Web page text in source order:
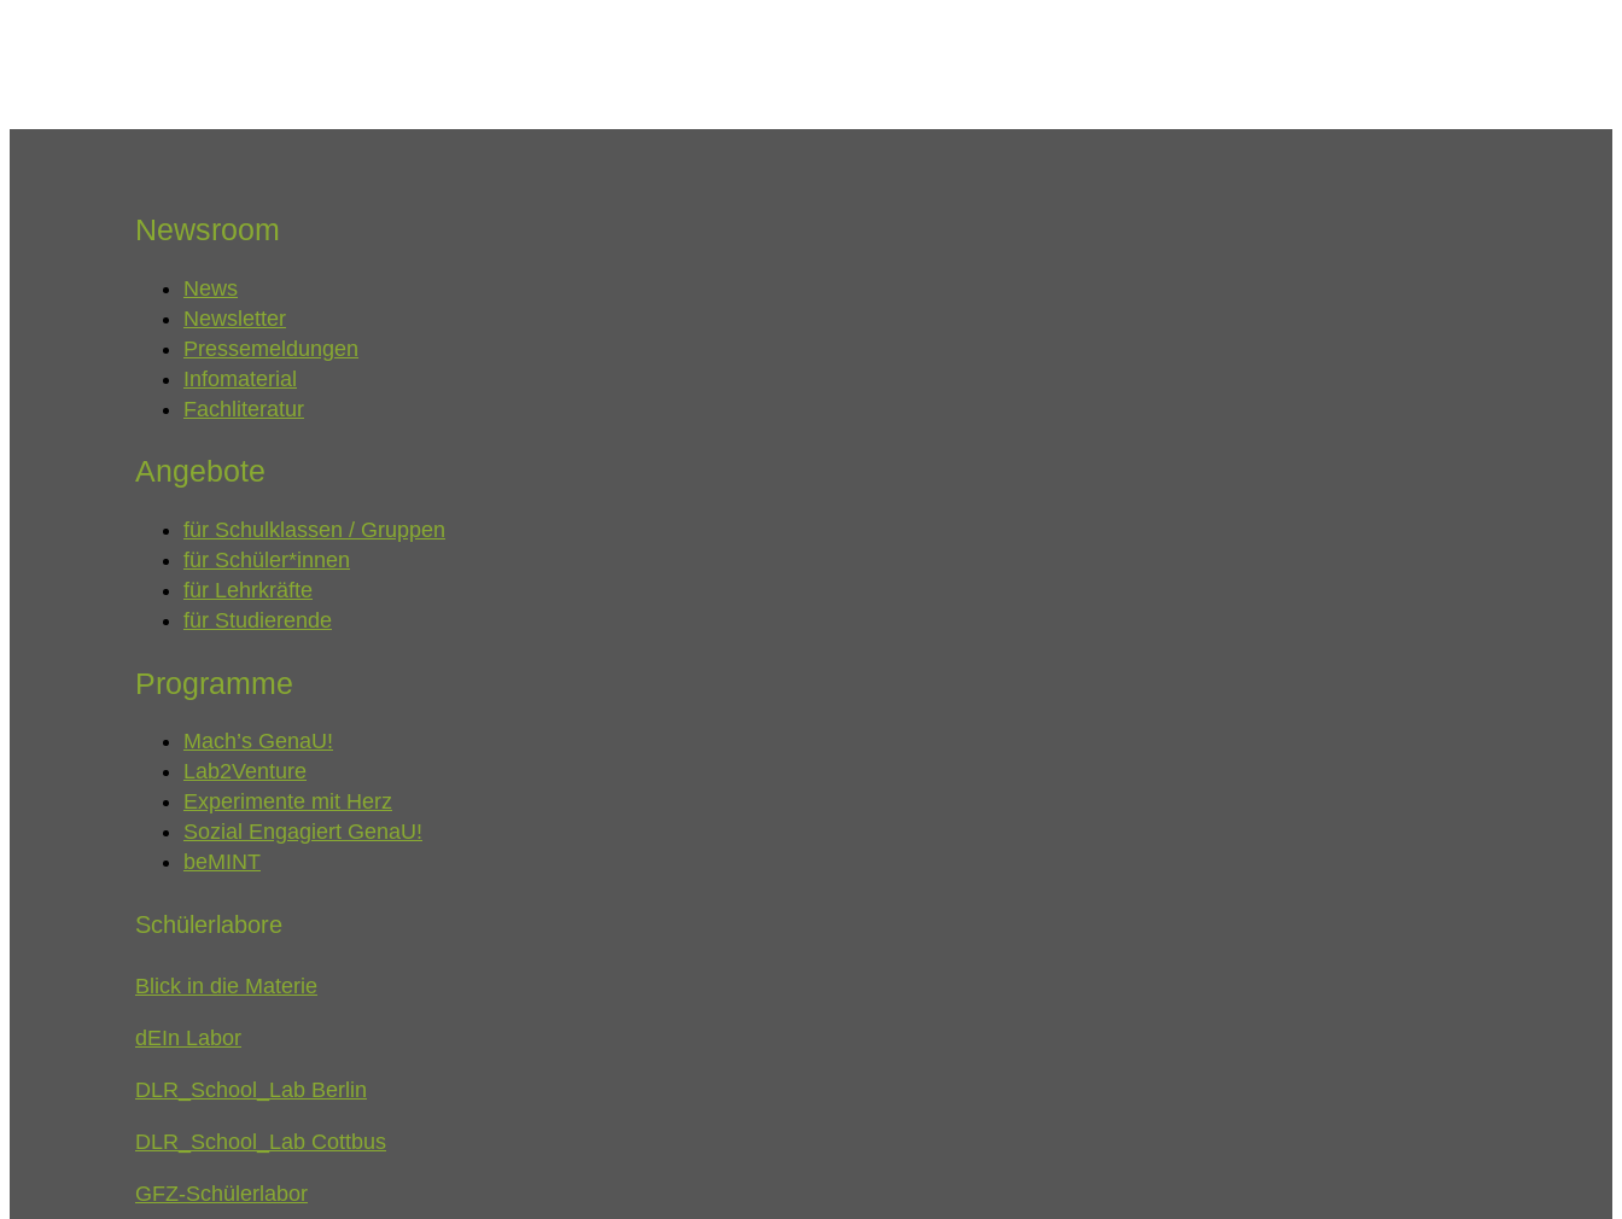
Newsroom
News
Newsletter
Pressemeldungen
Infomaterial
Fachliteratur
Angebote
für Schulklassen / Gruppen
für Schüler*innen
für Lehrkräfte
für Studierende
Programme
Mach’s GenaU!
Lab2Venture
Experimente mit Herz
Sozial Engagiert GenaU!
beMINT
Schülerlabore
Blick in die Materie
dEIn Labor
DLR_School_Lab Berlin
DLR_School_Lab Cottbus
GFZ-Schülerlabor